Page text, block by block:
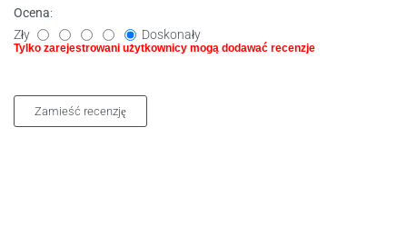
Tylko zarejestrowani użytkownicy mogą dodawać recenzje
Ocena:
Zły
Doskonały